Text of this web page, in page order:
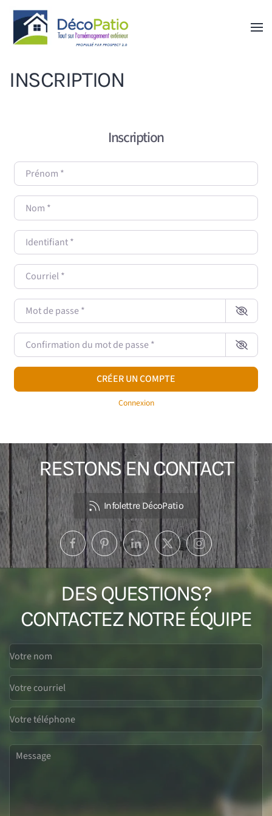
Skip to main content
INSCRIPTION
Inscription
Prénom
Nom
Identifiant
Courriel *
Mot de passe
Confirmation du mot de passe
CRÉER UN COMPTE
Connexion
RESTONS EN CONTACT
Infolettre DécoPatio
DES QUESTIONS?
CONTACTEZ NOTRE ÉQUIPE